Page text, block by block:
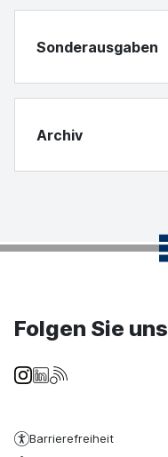
Sonderausgaben
Archiv
Folgen Sie uns
Barrierefreiheit